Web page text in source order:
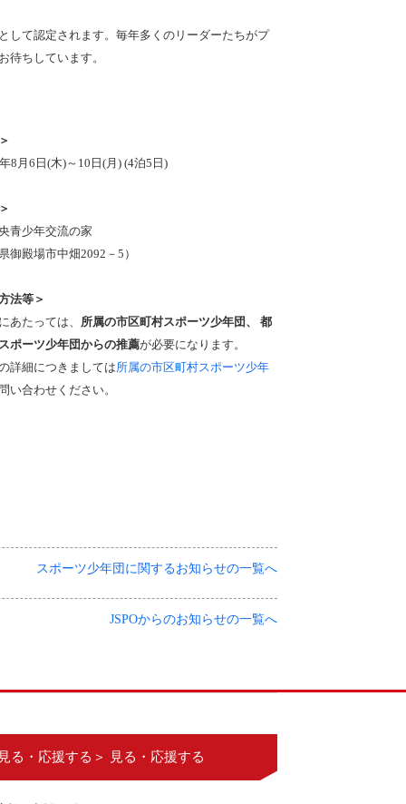
て認定されます。毎年多くのリーダーたちがプ
待ちしています。
8月6日(木)～10日(月) (4泊5日)
青少年交流の家
御殿場市中畑2092－5）
法等＞
あたっては、 所属の市区町村スポーツ少年団、 都
ポーツ少年団からの推薦が必要になります。
詳細につきましては所属の市区町村スポーツ少年
い合わせください。
スポーツ少年団に関するお知らせの一覧へ
JSPOからのお知らせの一覧へ
る・応援する＞ 見る・応援する